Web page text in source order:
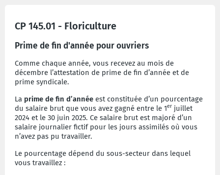
CP 145.01 - Floriculture
Prime de fin d'année pour ouvriers
Comme chaque année, vous recevez au mois de
décembre l’attestation de prime de fin d’année et de
prime syndicale.
La prime de fin d’année est constituée d’un pourcentage
du salaire brut que vous avez gagné entre le 1er juillet
2024 et le 30 juin 2025. Ce salaire brut est majoré d’un
salaire journalier fictif pour les jours assimilés où vous
n’avez pas pu travailler.
Le pourcentage dépend du sous-secteur dans lequel
vous travaillez :